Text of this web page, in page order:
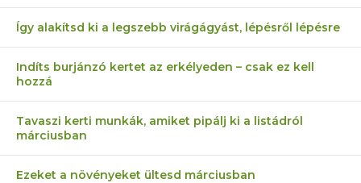
Így alakítsd ki a legszebb virágágyást, lépésről lépésre
Indíts burjánzó kertet az erkélyeden – csak ez kell
hozzá
Tavaszi kerti munkák, amiket pipálj ki a listádról
márciusban
Ezeket a növényeket ültesd márciusban